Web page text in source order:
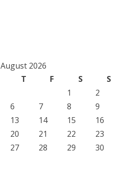
August 2026
T F S
S
1
2
6 7 8
9
13 14 15
16
20 21 22
23
27 28 29
30